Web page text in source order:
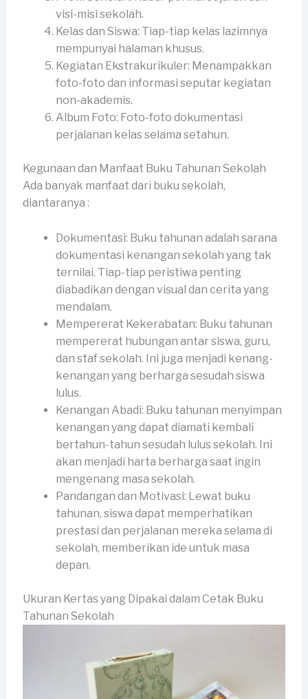
visi-misi sekolah.
Kelas dan Siswa: Tiap-tiap kelas lazimnya
mempunyai halaman khusus.
Kegiatan Ekstrakurikuler: Menampakkan
foto-foto dan informasi seputar kegiatan
non-akademis.
Album Foto: Foto-foto dokumentasi
perjalanan kelas selama setahun.
Kegunaan dan Manfaat Buku Tahunan Sekolah
Ada banyak manfaat dari buku sekolah,
diantaranya :
Dokumentasi: Buku tahunan adalah sarana
dokumentasi kenangan sekolah yang tak
ternilai. Tiap-tiap peristiwa penting
diabadikan dengan visual dan cerita yang
mendalam.
Mempererat Kekerabatan: Buku tahunan
mempererat hubungan antar siswa, guru,
dan staf sekolah. Ini juga menjadi kenang-
kenangan yang berharga sesudah siswa
lulus.
Kenangan Abadi: Buku tahunan menyimpan
kenangan yang dapat diamati kembali
bertahun-tahun sesudah lulus sekolah. Ini
akan menjadi harta berharga saat ingin
mengenang masa sekolah.
Pandangan dan Motivasi: Lewat buku
tahunan, siswa dapat memperhatikan
prestasi dan perjalanan mereka selama di
sekolah, memberikan ide untuk masa
depan.
Ukuran Kertas yang Dipakai dalam Cetak Buku
Tahunan Sekolah